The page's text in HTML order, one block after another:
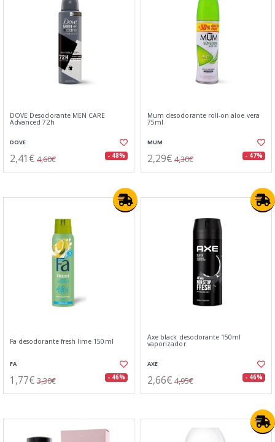
DOVE Desodorante MEN CARE
Advanced 72h
DOVE
2,41€ 4,60€ - 48%
Mum desodorante roll-on aloe vera
75ml
MUM
2,29€ 4,30€ - 47%
Fa desodorante fresh lime 150ml
FA
1,77€ 3,30€ - 46%
Axe black desodorante 150ml
vaporizador
AXE
2,66€ 4,95€ - 46%